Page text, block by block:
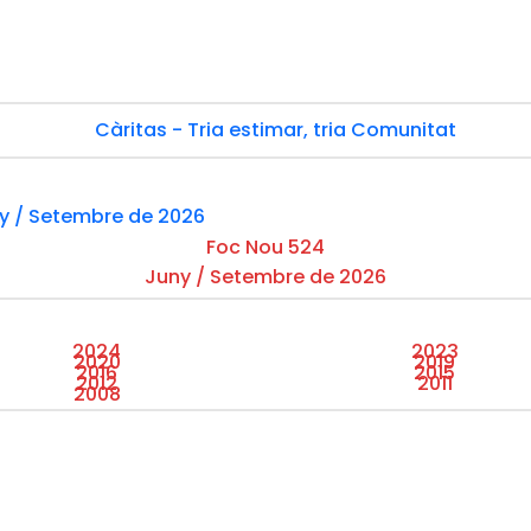
Foc Nou 524
Juny / Setembre de 2026
2024
2020
2016
2012
2008
2023
2019
2015
2011